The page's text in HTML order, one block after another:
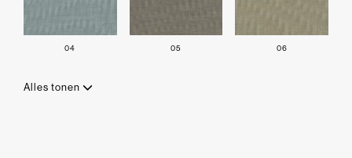
04 05 06
Alles tonen